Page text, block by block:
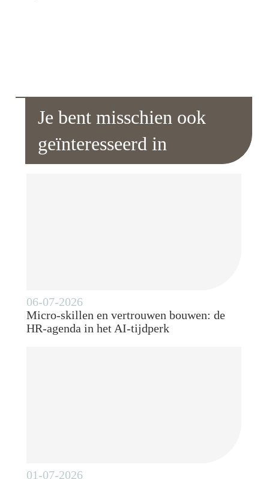
Je bent misschien ook
geïnteresseerd in
06-07-2026
Micro-skillen en vertrouwen bouwen: de
HR-agenda in het AI-tijdperk
01-07-2026